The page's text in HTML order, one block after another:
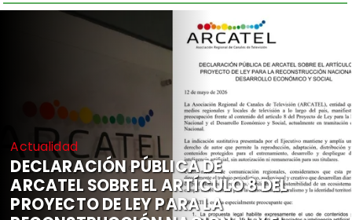
Actualidad
DECLARACIÓN PÚBLICA DE
ARCATEL SOBRE EL ARTÍCULO 8 DEL
PROYECTO DE LEY PARA LA